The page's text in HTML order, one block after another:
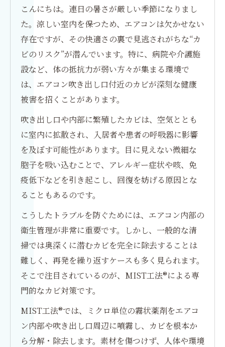
こんにちは。連日の暑さが厳しい季節になりまし
た。涼しい室内を保つため、エアコンは欠かせない
存在ですが、その快適さの裏で見逃されがちな“カ
ビのリスク”が潜んでいます。特に、病院や介護施
設など、体の抵抗力が弱い方々が集まる環境で
は、エアコン吹き出し口付近のカビが深刻な健康
被害を招くことがあります。
吹き出し口や内部に繁殖したカビは、空気ととも
に室内に拡散され、入居者や患者の呼吸器に影響
を及ぼす可能性があります。目に見えない微細な
胞子を吸い込むことで、アレルギー症状や咳、免
疫低下などを引き起こし、回復を妨げる原因とな
ることもあるのです。
こうしたトラブルを防ぐためには、エアコン内部の
衛生管理が非常に重要です。しかし、一般的な清
掃では奥深くに潜むカビを完全に除去することは
難しく、再発を繰り返すケースも多く見られます。
そこで注目されているのが、MIST工法®による専
門的なカビ対策です。
MIST工法®では、ミクロ単位の霧状薬剤をエアコ
ン内部や吹き出し口周辺に噴霧し、カビを根本か
ら分解・除去します。素材を傷つけず、人体や環境